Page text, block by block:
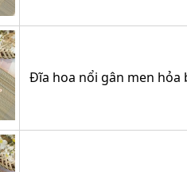
Đĩa hoa nổi gân men hỏa